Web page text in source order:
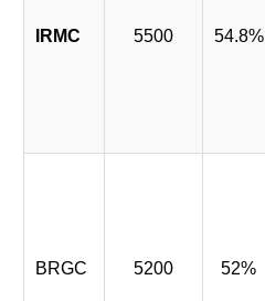
IRMC 5500 54.8%
BRGC 5200 52%